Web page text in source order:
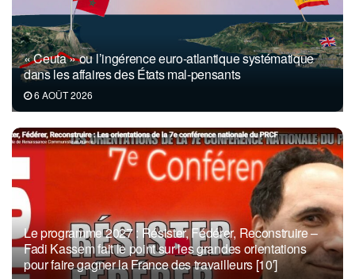
« Ceuta » ou l’ingérence euro-atlantique systématique
dans les affaires des États mal-pensants
6 AOÛT 2026
Le programme 2027 : Résister, Fédérer, Reconstruire –
Fadi Kassem fait le point sur les grandes orientations
pour faire gagner la France des travailleurs [10′]